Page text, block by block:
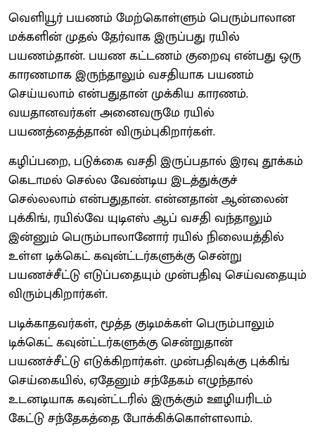
வெளியூர் பயணம் மேற்கொள்ளும் பெரும்பாலான
மக்களின் முதல் தேர்வாக இருப்பது ரயில்
பயணம்தான். பயண கட்டணம் குறைவு என்பது ஒரு
காரணமாக இருந்தாலும் வசதியாக பயணம்
செய்யலாம் என்பதுதான் முக்கிய காரணம்.
வயதானவர்கள் அனைவருமே ரயில்
பயணத்தைத்தான் விரும்புகிறார்கள்.
கழிப்பறை, படுக்கை வசதி இருப்பதால் இரவு தூக்கம்
கெடாமல் செல்ல வேண்டிய இடத்துக்குச்
செல்லலாம் என்பதுதான். என்னதான் ஆன்லைன்
புக்கிங், ரயில்வே யுடிஎஸ் ஆப் வசதி வந்தாலும்
இன்னும் பெரும்பாலானோர் ரயில் நிலையத்தில்
உள்ள டிக்கெட் கவுன்ட்டர்களுக்கு சென்று
பயணச்சீட்டு எடுப்பதையும் முன்பதிவு செய்வதையும்
விரும்புகிறார்கள்.
படிக்காதவர்கள், மூத்த குடிமக்கள் பெரும்பாலும்
டிக்கெட் கவுன்ட்டர்களுக்கு சென்றுதான்
பயணச்சீட்டு எடுக்கிறார்கள். முன்பதிவுக்கு புக்கிங்
செய்கையில், ஏதேனும் சந்தேகம் எழுந்தால்
உடனடியாக கவுன்ட்டரில் இருக்கும் ஊழியரிடம்
கேட்டு சந்தேகத்தை போக்கிக்கொள்ளலாம்.